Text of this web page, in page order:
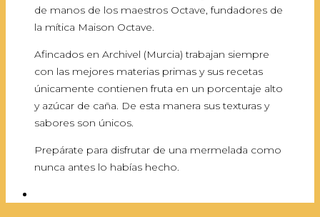
de manos de los maestros Octave, fundadores de
la mítica Maison Octave.
Afincados en Archivel (Murcia) trabajan siempre
con las mejores materias primas y sus recetas
únicamente contienen fruta en un porcentaje alto
y azúcar de caña. De esta manera sus texturas y
sabores son únicos.
Prepárate para disfrutar de una mermelada como
nunca antes lo habías hecho.